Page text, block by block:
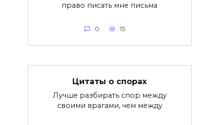
право писать мне письма
0 15
Цитаты о спорах
Лучше разбирать спор между
своими врагами, чем между